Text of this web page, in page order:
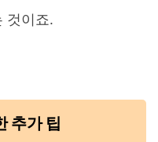
것이죠.
추가 팁